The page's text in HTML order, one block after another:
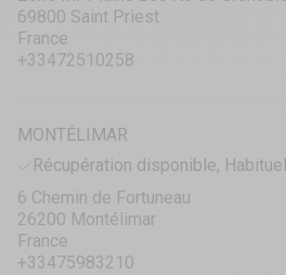
69800 Saint Priest
France
+33472510258
MONTÉLIMAR
Récupération disponible,
6 Chemin de Fortuneau
26200 Montélimar
France
+33475983210